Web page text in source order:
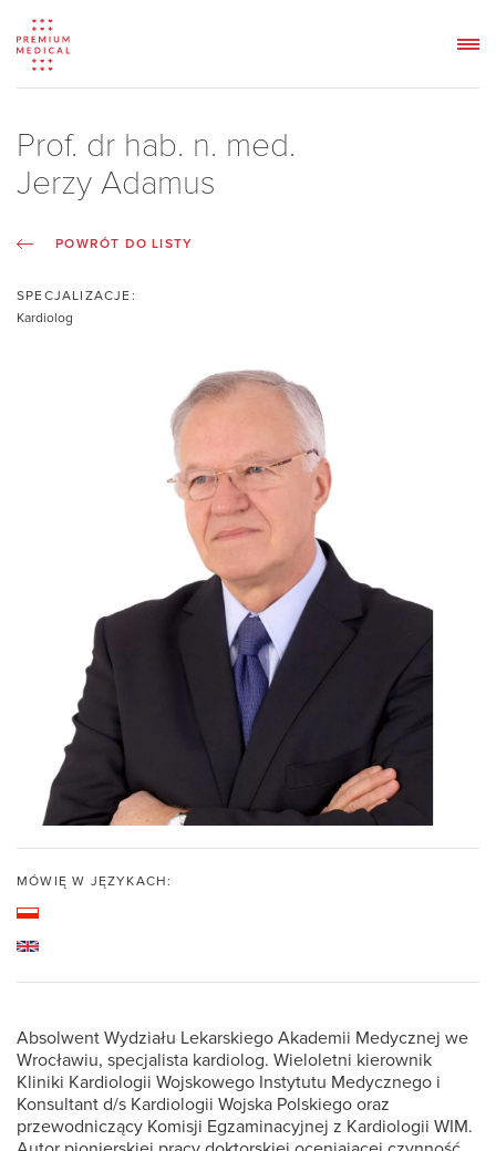
Prof. dr hab. n. med.
Jerzy Adamus
POWRÓT DO LISTY
SPECJALIZACJE:
Kardiolog
MÓWIĘ W JĘZYKACH:
Absolwent Wydziału Lekarskiego Akademii Medycznej we
Wrocławiu, specjalista kardiolog. Wieloletni kierownik
Kliniki Kardiologii Wojskowego Instytutu Medycznego i
Konsultant d/s Kardiologii Wojska Polskiego oraz
przewodniczący Komisji Egzaminacyjnej z Kardiologii WIM.